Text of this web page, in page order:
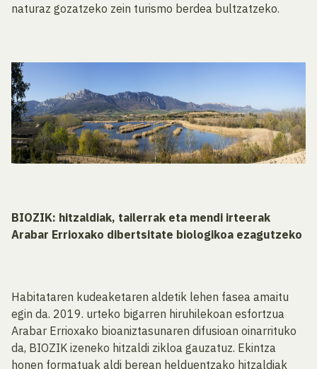
naturaz gozatzeko zein turismo berdea bultzatzeko.
BIOZIK: hitzaldiak, tailerrak eta mendi irteerak
Arabar Errioxako dibertsitate biologikoa ezagutzeko
Habitataren kudeaketaren aldetik lehen fasea amaitu
egin da. 2019. urteko bigarren hiruhilekoan esfortzua
Arabar Errioxako bioaniztasunaren difusioan oinarrituko
da, BIOZIK izeneko hitzaldi zikloa gauzatuz. Ekintza
honen formatuak aldi berean helduentzako hitzaldiak